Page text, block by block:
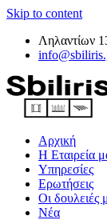
Skip to content
Ληλαντίων
Αρχική
Η Εταιρεία
Υπηρεσίες
Ερωτήσεις
Οι δουλειές
Νέα